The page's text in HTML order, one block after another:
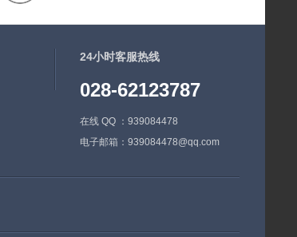
24小时客服热线
028-62123787
在线 QQ ：939084478
电子邮箱：939084478@qq.com